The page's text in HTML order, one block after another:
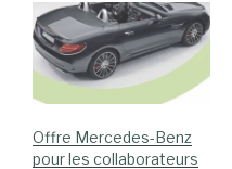
Offre Mercedes-Benz
pour les collaborateurs